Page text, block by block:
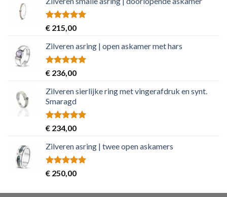
Rated5.00
out of 5
€ 215,00
Zilveren asring | open askamer met hars
Rated5.00
out of 5
€ 236,00
Zilveren sierlijke ring met vingerafdruk en synt.
Smaragd
Rated5.00
out of 5
€ 234,00
Zilveren asring | twee open askamers
Rated5.00
out of 5
€ 250,00